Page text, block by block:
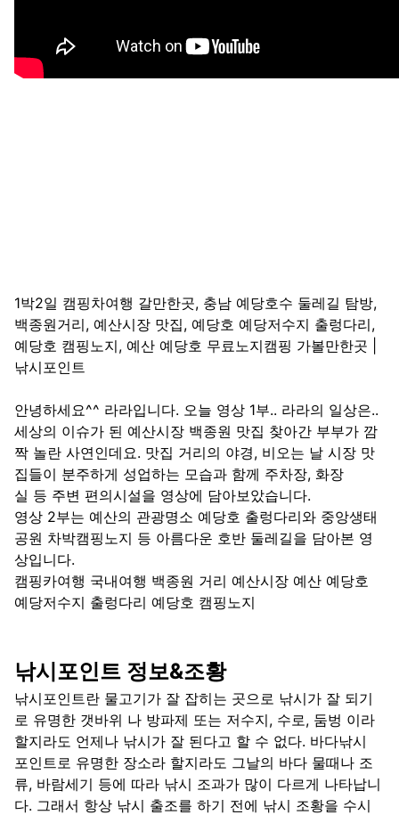
1박2일 캠핑차여행 갈만한곳, 충남 예당호수 둘레길 탐방,
백종원거리, 예산시장 맛집, 예당호 예당저수지 출렁다리,
예당호 캠핑노지, 예산 예당호 무료노지캠핑 가볼만한곳 |
낚시포인트
안녕하세요^^ 라라입니다. 오늘 영상 1부.. 라라의 일상은..
세상의 이슈가 된 예산시장 백종원 맛집 찾아간 부부가 깜
짝 놀란 사연인데요. 맛집 거리의 야경, 비오는 날 시장 맛
집들이 분주하게 성업하는 모습과 함께 주차장, 화장
실 등 주변 편의시설을 영상에 담아보았습니다.
영상 2부는 예산의 관광명소 예당호 출렁다리와 중앙생태
공원 차박캠핑노지 등 아름다운 호반 둘레길을 담아본 영
상입니다.
캠핑카여행 국내여행 백종원 거리 예산시장 예산 예당호
예당저수지 출렁다리 예당호 캠핑노지
낚시포인트 정보&조황
낚시포인트란 물고기가 잘 잡히는 곳으로 낚시가 잘 되기
로 유명한 갯바위 나 방파제 또는 저수지, 수로, 둠벙 이라
할지라도 언제나 낚시가 잘 된다고 할 수 없다. 바다낚시
포인트로 유명한 장소라 할지라도 그날의 바다 물때나 조
류, 바람세기 등에 따라 낚시 조과가 많이 다르게 나타납니
다. 그래서 항상 낚시 출조를 하기 전에 낚시 조황을 수시